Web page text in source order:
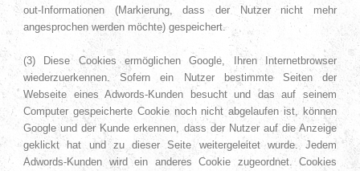
out-Informationen (Markierung, dass der Nutzer nicht mehr
angesprochen werden möchte) gespeichert.
(3) Diese Cookies ermöglichen Google, Ihren Internetbrowser
wiederzuerkennen. Sofern ein Nutzer bestimmte Seiten der
Webseite eines Adwords-Kunden besucht und das auf seinem
Computer gespeicherte Cookie noch nicht abgelaufen ist, können
Google und der Kunde erkennen, dass der Nutzer auf die Anzeige
geklickt hat und zu dieser Seite weitergeleitet wurde. Jedem
Adwords-Kunden wird ein anderes Cookie zugeordnet. Cookies